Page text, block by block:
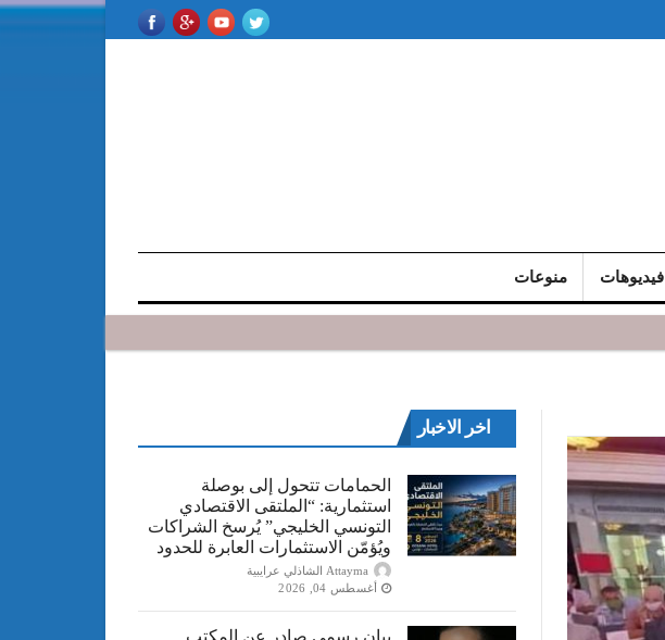
فيديوهات منوعات
اخر الاخبار
الحمامات تتحول إلى بوصلة
استثمارية: “الملتقى الاقتصادي
التونسي الخليجي” يُرسخ الشراكات
ويُؤمّن الاستثمارات العابرة للحدود
Attayma الشاذلي عرايبية
أغسطس 04, 2026
بيان رسمي صادر عن المكتب